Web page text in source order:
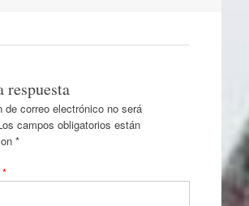
respuesta
de correo electrónico no será
campos obligatorios están
*
*